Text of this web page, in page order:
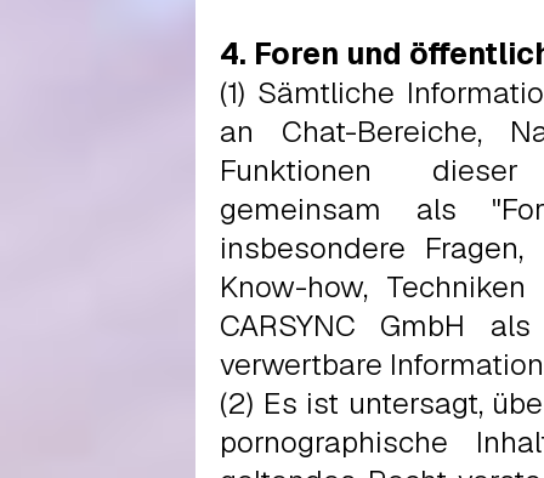
4. Foren und
(1) Sämtliche
an Chat-Bereiche,
Funktionen
gemeinsam als
insbesondere Fragen,
Know-how,
CARSYNC GmbH
verwertbare
(2) Es ist untersagt,
pornographische